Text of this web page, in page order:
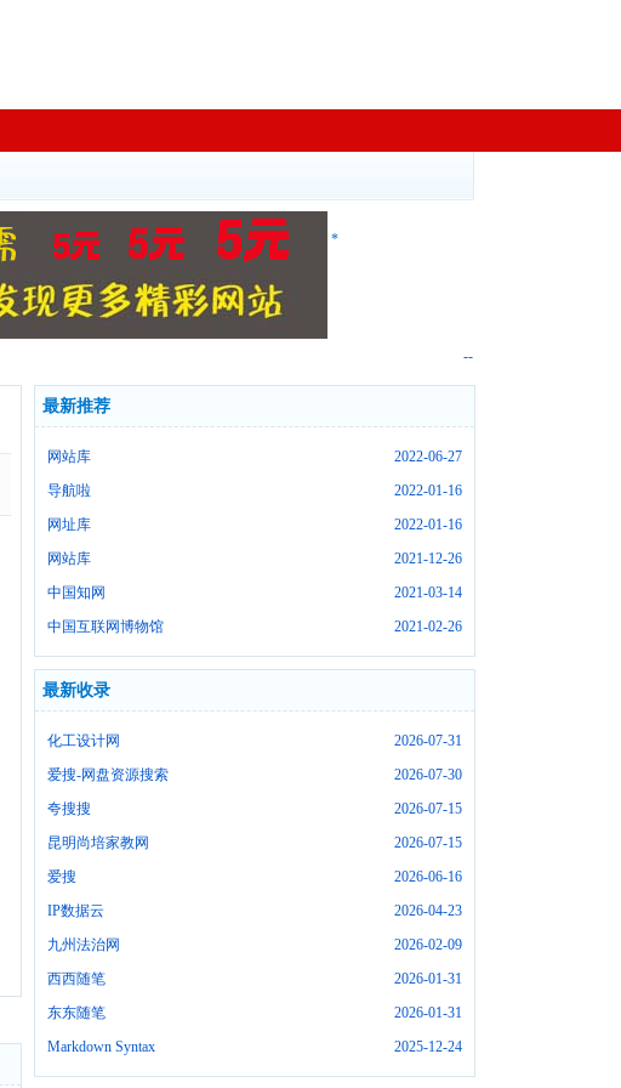
*
--
最新推荐
2022-06-27
网站库
2022-01-16
导航啦
2022-01-16
网址库
2021-12-26
网站库
2021-03-14
中国知网
2021-02-26
中国互联网博物馆
最新收录
2026-07-31
化工设计网
2026-07-30
爱搜-网盘资源搜索
2026-07-15
夸搜搜
2026-07-15
昆明尚培家教网
2026-06-16
爱搜
2026-04-23
IP数据云
2026-02-09
九州法治网
2026-01-31
西西随笔
2026-01-31
东东随笔
2025-12-24
Markdown Syntax